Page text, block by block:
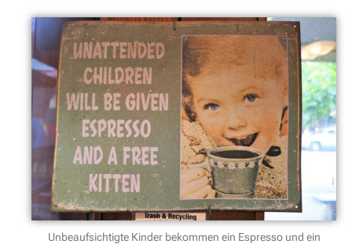
Unbeaufsichtigte Kinder bekommen ein Espresso und ein